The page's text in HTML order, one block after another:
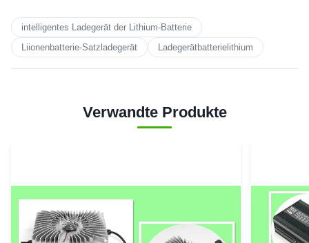
intelligentes Ladegerät der Lithium-Batterie
Liionenbatterie-Satzladegerät
Ladegerätbatterielithium
Verwandte Produkte